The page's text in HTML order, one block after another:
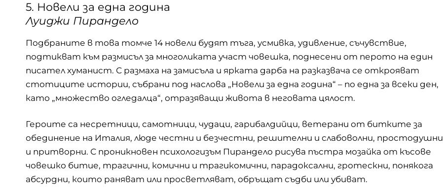
5. Новели за една година
Луиджи Пирандело
Подбраните в това томче 14 новели будят тъга, усмивка, удивление, съчувствие,
подтикват към размисъл за многоликата участ човешка, поднесени от перото на един
писател хуманист. С размаха на замисъла и ярката дарба на разказвача се открояват
стотиците истории, събрани под наслова „Новели за една година“ – по една за всеки ден,
като „множество огледалца“, отразяващи живота в неговата цялост.
Героите са несретници, самотници, чудаци, гарибалдийци, ветерани от битките за
обединение на Италия, люде честни и безчестни, решителни и слабоволни, простодушни
и притворни. С проникновен психологизъм Пирандело рисува пъстра мозайка от късове
човешко битие, трагични, комични и трагикомични, парадоксални, гротескни, понякога
абсурдни, които раняват или просветляват, обръщат съдби или убиват.